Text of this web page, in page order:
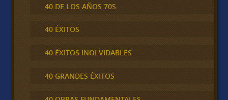
40 DE LOS AÑOS 70S
40 ÉXITOS
40 ÉXITOS INOLVIDABLES
40 GRANDES ÉXITOS